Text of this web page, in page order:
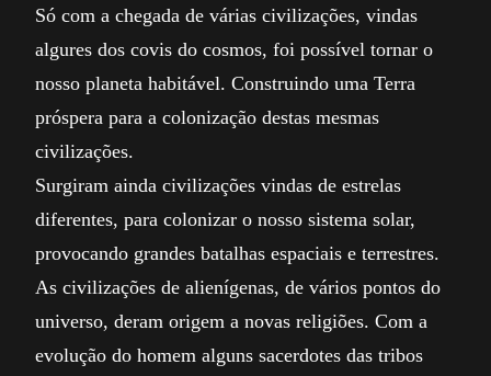
Só com a chegada de várias civilizações, vindas
algures dos covis do cosmos, foi possível tornar o
nosso planeta habitável. Construindo uma Terra
próspera para a colonização destas mesmas
civilizações.
Surgiram ainda civilizações vindas de estrelas
diferentes, para colonizar o nosso sistema solar,
provocando grandes batalhas espaciais e terrestres.
As civilizações de alienígenas, de vários pontos do
universo, deram origem a novas religiões. Com a
evolução do homem alguns sacerdotes das tribos